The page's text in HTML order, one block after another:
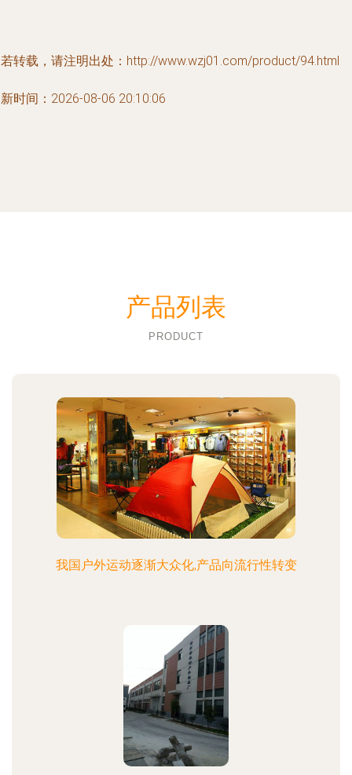
转载，请注明出处：http://www.wzj01.com/product/94.html
时间：2026-08-06 20:10:06
产品列表
PRODUCT
我国户外运动逐渐大众化,产品向流行性转变